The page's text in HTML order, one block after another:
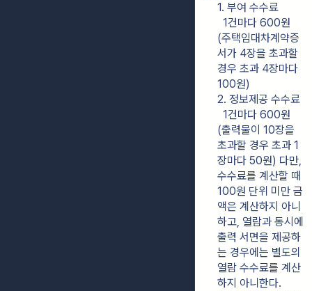
1. 부여 수수료
(주택임대차계약증
서가 4장을 초과할
경우 초과 4장마다
100원)
2. 정보제공 수수료
(출력물이 10장을
초과할 경우 초과 1
장마다 50원) 다만,
수수료를 계산할 때
100원 단위 미만 금
액은 계산하지 아니
하고, 열람과 동시에
출력 서면을 제공하
는 경우에는 별도의
열람 수수료를 계산
하지 아니한다.